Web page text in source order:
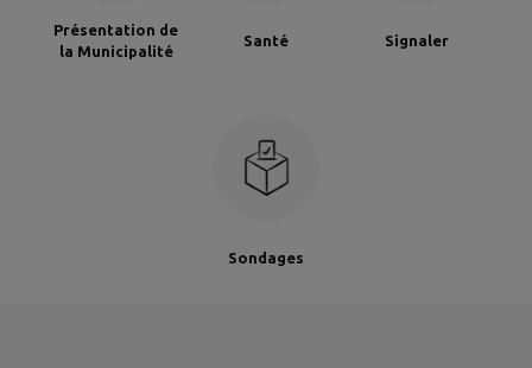
Présentation de
la Municipalité
Santé Signaler
Sondages